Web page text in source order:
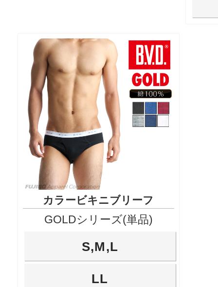
カラービキニブリーフ
GOLDシリーズ(単品)
S,M,L
LL